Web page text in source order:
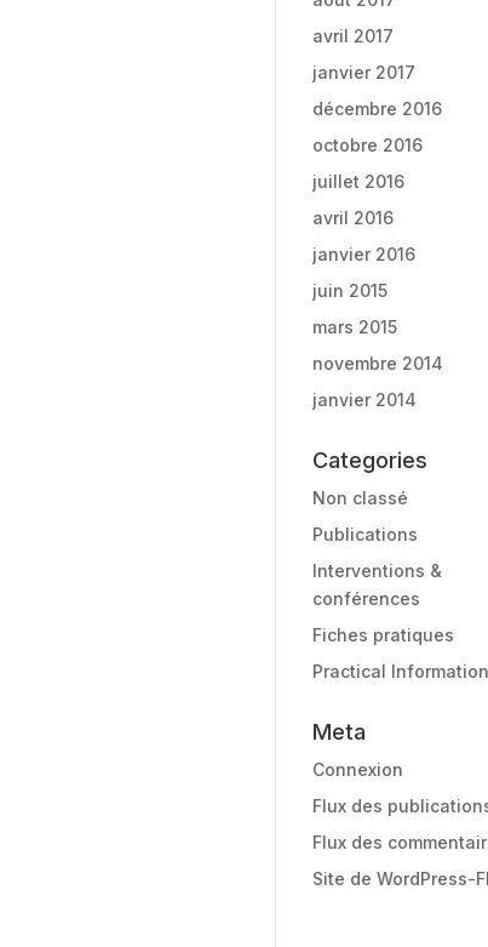
avril 2017
janvier 2017
décembre 2016
octobre 2016
juillet 2016
avril 2016
janvier 2016
juin 2015
mars 2015
novembre 2014
janvier 2014
Categories
Non classé
Publications
Interventions &
conférences
Fiches pratiques
Practical Information
Meta
Connexion
Flux des
Flux des
Site de WordPress-